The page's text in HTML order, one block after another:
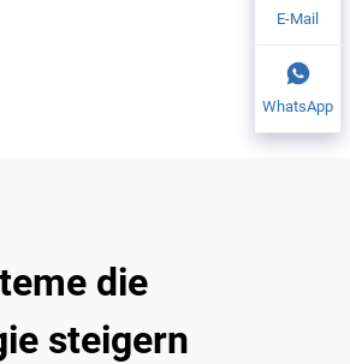
die
steigern
E-Mail
WhatsApp